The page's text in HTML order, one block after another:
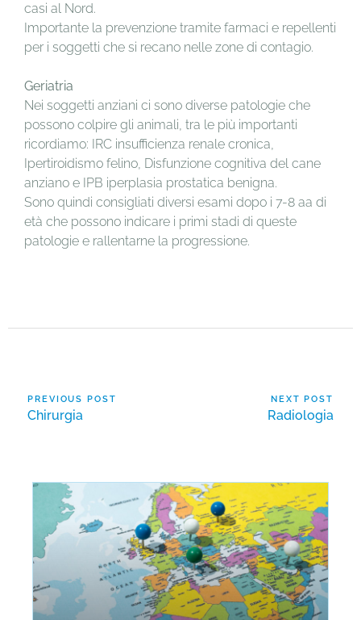
casi al Nord.
Importante la prevenzione tramite farmaci e repellenti
per i soggetti che si recano nelle zone di contagio.
Geriatria
Nei soggetti anziani ci sono diverse patologie che
possono colpire gli animali, tra le più importanti
ricordiamo: IRC insufficienza renale cronica,
Ipertiroidismo felino, Disfunzione cognitiva del cane
anziano e IPB iperplasia prostatica benigna.
Sono quindi consigliati diversi esami dopo i 7-8 aa di
età che possono indicare i primi stadi di queste
patologie e rallentarne la progressione.
PREVIOUS POST
Chirurgia
NEXT POST
Radiologia